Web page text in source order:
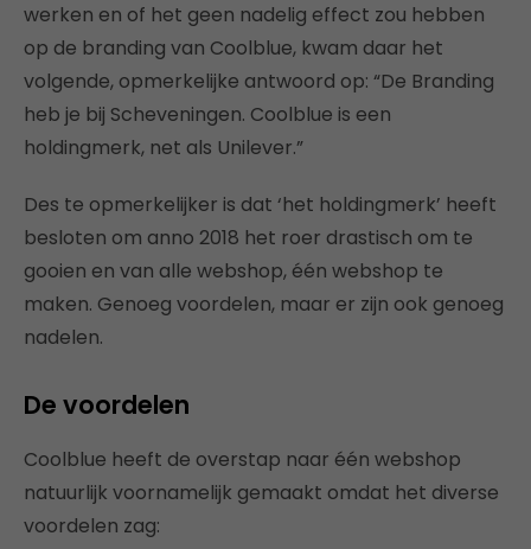
werken en of het geen nadelig effect zou hebben
op de branding van Coolblue, kwam daar het
volgende, opmerkelijke antwoord op: “De Branding
heb je bij Scheveningen. Coolblue is een
holdingmerk, net als Unilever.”
Des te opmerkelijker is dat ‘het holdingmerk’ heeft
besloten om anno 2018 het roer drastisch om te
gooien en van alle webshop, één webshop te
maken. Genoeg voordelen, maar er zijn ook genoeg
nadelen.
De voordelen
Coolblue heeft de overstap naar één webshop
natuurlijk voornamelijk gemaakt omdat het diverse
voordelen zag: